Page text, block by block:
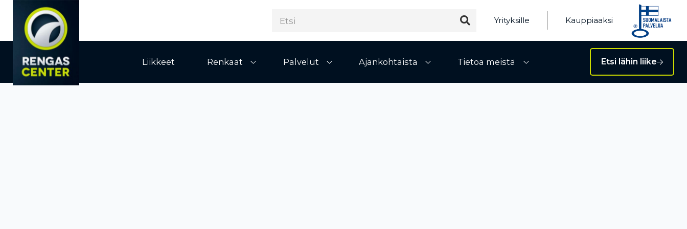
Yrityksille Kauppiaaksi
Liikkeet Renkaat
Avaa alivalikko
Palvelut
Avaa alivalikko
Ajankohtaista
Avaa alivalikko
Tietoa meistä Etsi lähin liike